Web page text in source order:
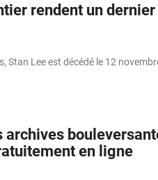
rendent un
Stan Lee est décédé le 12
en ligne